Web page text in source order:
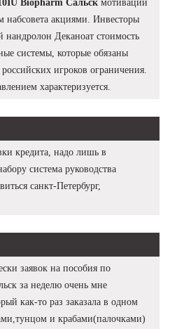
Biopharm Сальск мотивации
набсовета акциями. Инвесторы
нандролон Деканоат стоимость
системы, которые обязаны
игроков ограничения.
характеризуется.
кредита, надо лишь в
система руководства
санкт-Петербург,
заявок на пособия по
за неделю очень мне
как-то раз заказала в одном
и крабами(палочками)